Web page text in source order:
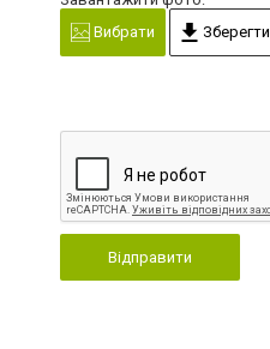
Вибрати
Зберегти
Відправити